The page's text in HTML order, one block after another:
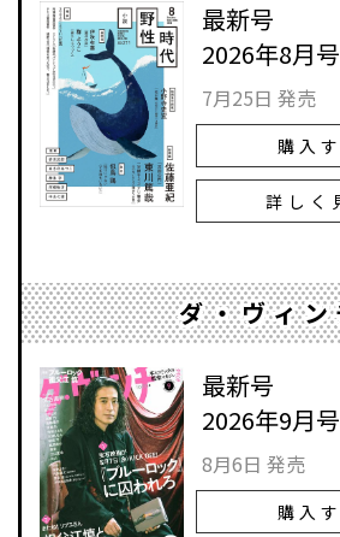
最新号
2026年8月号
7月25日 発売
購入
詳しく
ダ・ヴィ
最新号
2026年9月号
8月6日 発売
購入